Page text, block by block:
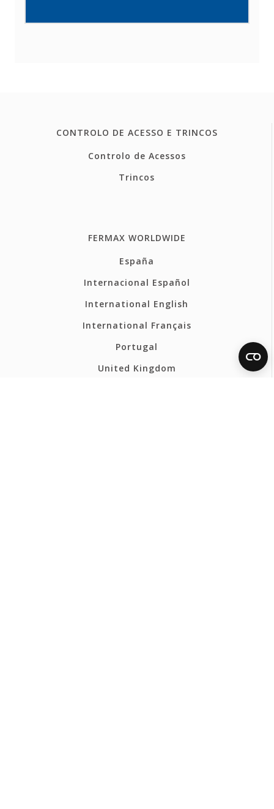
CONTROLO DE ACESSO E TRINCOS
Controlo de Acessos
Trincos
FERMAX WORLDWIDE
España
Internacional Español
International English
International Français
Portugal
United Kingdom